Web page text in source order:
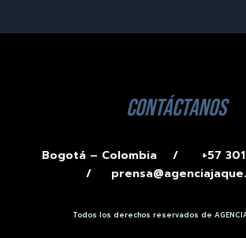
contáctanos
Bogotá – Colombia /
+57
/
Todos los derechos reservados de